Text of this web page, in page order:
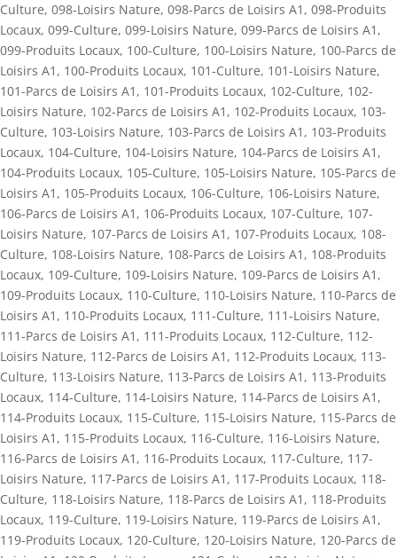
Culture, 098-Loisirs Nature, 098-Parcs de Loisirs A1 , 098-Produits
Locaux, 099-Culture, 099-Loisirs Nature, 099-Parcs de Loisirs A1 ,
099-Produits Locaux, 100-Culture, 100-Loisirs Nature, 100-Parcs de
Loisirs A1 , 100-Produits Locaux, 101-Culture, 101-Loisirs Nature,
101-Parcs de Loisirs A1 , 101-Produits Locaux, 102-Culture, 102-
Loisirs Nature, 102-Parcs de Loisirs A1 , 102-Produits Locaux, 103-
Culture, 103-Loisirs Nature, 103-Parcs de Loisirs A1 , 103-Produits
Locaux, 104-Culture, 104-Loisirs Nature, 104-Parcs de Loisirs A1 ,
104-Produits Locaux, 105-Culture, 105-Loisirs Nature, 105-Parcs de
Loisirs A1 , 105-Produits Locaux, 106-Culture, 106-Loisirs Nature,
106-Parcs de Loisirs A1 , 106-Produits Locaux, 107-Culture, 107-
Loisirs Nature, 107-Parcs de Loisirs A1 , 107-Produits Locaux, 108-
Culture, 108-Loisirs Nature, 108-Parcs de Loisirs A1 , 108-Produits
Locaux, 109-Culture, 109-Loisirs Nature, 109-Parcs de Loisirs A1 ,
109-Produits Locaux, 110-Culture, 110-Loisirs Nature, 110-Parcs de
Loisirs A1 , 110-Produits Locaux, 111-Culture, 111-Loisirs Nature,
111-Parcs de Loisirs A1 , 111-Produits Locaux, 112-Culture, 112-
Loisirs Nature, 112-Parcs de Loisirs A1 , 112-Produits Locaux, 113-
Culture, 113-Loisirs Nature, 113-Parcs de Loisirs A1 , 113-Produits
Locaux, 114-Culture, 114-Loisirs Nature, 114-Parcs de Loisirs A1 ,
114-Produits Locaux, 115-Culture, 115-Loisirs Nature, 115-Parcs de
Loisirs A1 , 115-Produits Locaux, 116-Culture, 116-Loisirs Nature,
116-Parcs de Loisirs A1 , 116-Produits Locaux, 117-Culture, 117-
Loisirs Nature, 117-Parcs de Loisirs A1 , 117-Produits Locaux, 118-
Culture, 118-Loisirs Nature, 118-Parcs de Loisirs A1 , 118-Produits
Locaux, 119-Culture, 119-Loisirs Nature, 119-Parcs de Loisirs A1 ,
119-Produits Locaux, 120-Culture, 120-Loisirs Nature, 120-Parcs de